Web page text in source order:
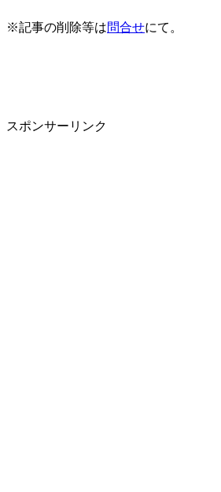
※記事の削除等は問合せにて。
スポンサーリンク